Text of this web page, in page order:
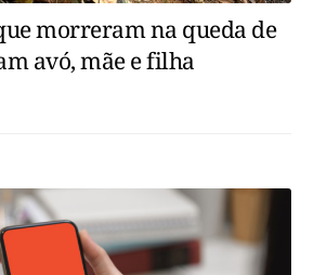
morreram na queda de
avó, mãe e filha